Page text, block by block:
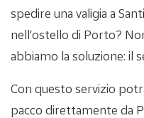
spedire una valigia a
nell’ostello di Porto?
abbiamo la soluzione: il
Con questo servizio
pacco direttamente da